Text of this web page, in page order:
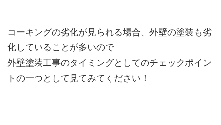
コーキングの劣化が見られる場合、外壁の塗装も劣
化していることが多いので
外壁塗装工事のタイミングとしてのチェックポイン
トの一つとして見てみてください！